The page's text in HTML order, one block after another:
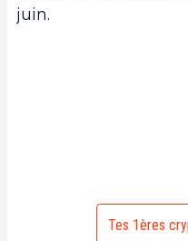
juin.
Tes 1ères